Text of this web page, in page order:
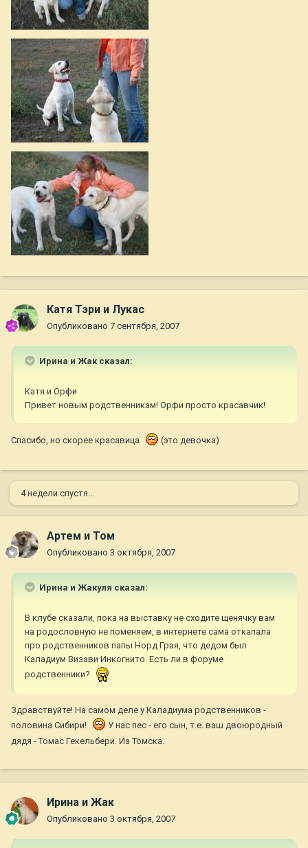
Катя Тэри и Лукас
Опубликовано 7 сентября, 2007
Ирина и Жак сказал:
Катя и Орфи
Привет новым родственникам! Орфи просто красавчик!
Спасибо, но скорее красавица (это девочка)
4 недели спустя...
Артем и Том
Опубликовано 3 октября, 2007
Ирина и Жакуля сказал:
В клубе сказали, пока на выставку не сходите щенячку вам
на родословную не поменяем, в интернете сама откапала
про родственников папы Норд Грая, что дедом был
Каладиум Визави Инкогнито. Есть ли в форуме
родственники?
Здравствуйте! На самом деле у Каладиума родственников -
половина Сибири!
У нас пес - его сын, т.е. ваш двоюродный
дядя - Томас Гекельбери. Из Томска.
Ирина и Жак
Опубликовано 3 октября, 2007